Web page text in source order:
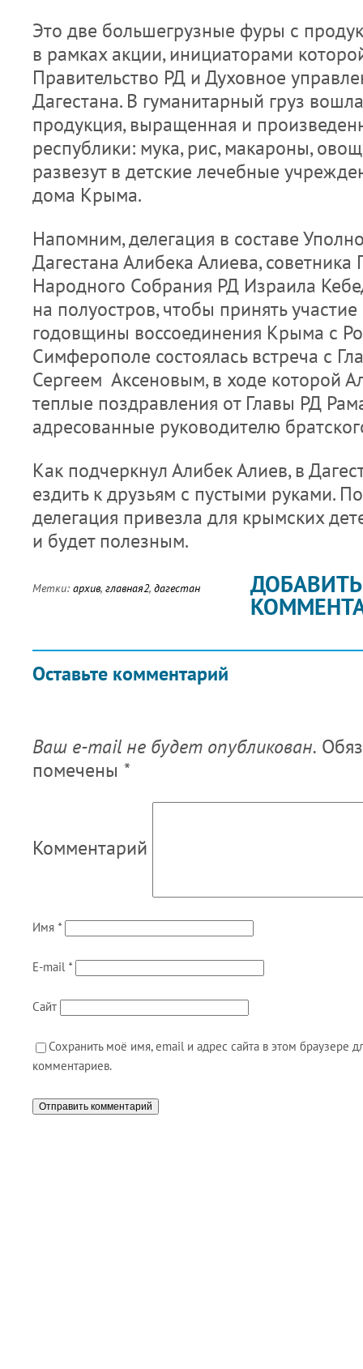
Это две большегрузные фуры с
в рамках акции, инициаторами
Правительство РД и Духовное
Дагестана. В гуманитарный груз
продукция, выращенная и
республики: мука, рис, макароны,
развезут в детские лечебные
дома Крыма.
Напомним, делегация в составе
Дагестана Алибека Алиева, советника
Народного Собрания РД Израила
на полуостров, чтобы принять
годовщины воссоединения Крыма с
Симферополе состоялась встреча с
Сергеем Аксеновым, в ходе которой
теплые поздравления от Главы РД
адресованные руководителю
Как подчеркнул Алибек Алиев, в
ездить к друзьям с пустыми руками.
делегация привезла для крымских
и будет полезным.
Метки: архив, главная2, дагестан
Оставьте комментарий
ДОБАВИТЬ
Ваш e-mail не будет опубликован.
помечены *
Комментарий
Имя *
E-mail *
Сайт
Сохранить моё имя, email и адрес сайта в этом браузере
комментариев.